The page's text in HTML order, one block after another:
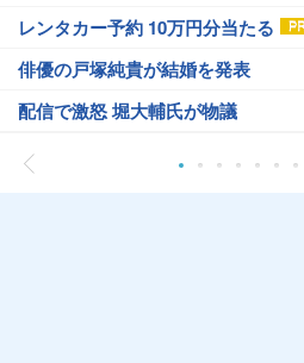
レンタカー予約 10万円分当たる
俳優の戸塚純貴が結婚を発表
配信で激怒 堀大輔氏が物議